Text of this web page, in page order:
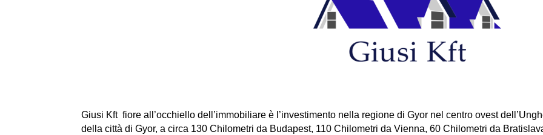
Giusi Kft fiore all’occhiello dell’immobiliare è l’investimento nella regione di Gyor nel centro ovest
della città di Gyor, a circa 130 Chilometri da Budapest, 110 Chilometri da Vienna, 60 Chilometri da